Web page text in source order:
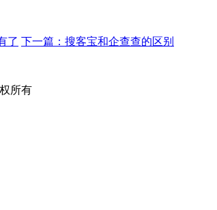
了 下一篇：搜客宝和企查查的区别
所有